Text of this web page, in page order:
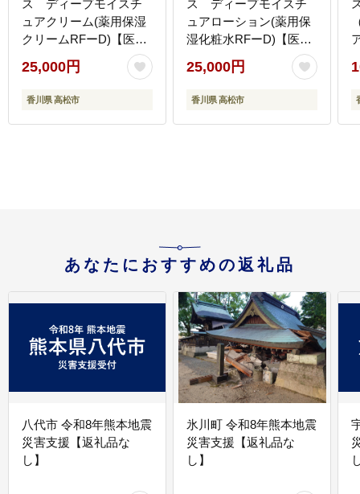
ス ディープモイスチ
ュアクリーム(薬用保湿
クリームRFーD)【医薬
部外品】
25,000円
香川県 高松市
ス ディープモイスチ
ュアローション(薬用保
湿化粧水RFーD)【医薬
部外品】
25,000円
香川県 高松市
あなたにおすすめの返礼品
八代市 令和8年熊本地震
災害支援【返礼品な
し】
氷川町 令和8年熊本地震
災害支援【返礼品な
し】